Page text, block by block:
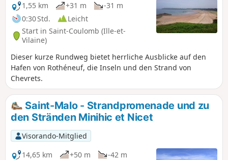
verschwindet. Die letzte Veranstaltung
fand 2022 statt. Dieser rein städtische
Rundgang, der im August 2024
realisiert wurde, führt durch
verschiedene Stadtviertel und
ermöglicht es, einige oft panoramische
Werke zu entdecken, von denen einige
unter einer Dämmschicht oder einer
Fassadenrenovierung aus dem Stadtbild
verschwunden sind, insbesondere am
Quai Duguay Trouin. Schlendern Sie
durch diese Galerie unter freiem
Himmel – eine Gelegenheit, zwischen
Traum und Fantasie frische Luft zu
schnappen.
1,55 km
+31 m
-31 m
0:30 Std.
Leicht
Start in Saint-Coulomb (Ille-et-
Vilaine)
Dieser kurze Rundweg bietet herrliche Ausblicke auf den
Hafen von Rothéneuf, die Inseln und den Strand von
Chevrets.
Saint-Malo - Strandpromenade und zu
den Stränden Minihic et Nicet
Visorando-Mitglied
14,65 km
+50 m
-42 m